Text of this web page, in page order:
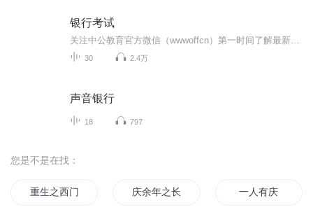
银行考试
30 2.4万
声音银行
18 797
您是不是在找：
重生之西门庆 庆余年之长歌行 一人有庆